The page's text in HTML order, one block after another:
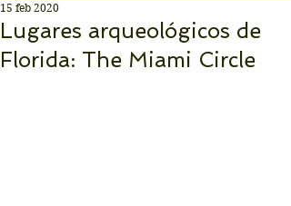
Lugares arqueológicos de
Florida: The Miami Circle
15 feb 2020